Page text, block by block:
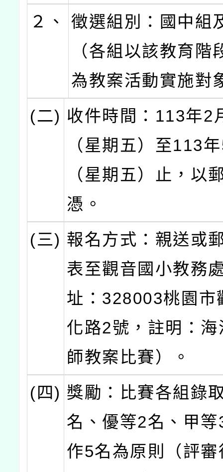
２、
徵選組別：國中組
（各組以該教育階
為教案活動實施對
(二) 收件時間：113年2
（星期五）至113
（星期五）止，以
憑。
(三) 報名方式：親送或
表至觀音國小教務
址：328003桃園市
化路2號，註明：
師教案比賽）。
(四) 獎勵：比賽各組錄
名、優等2名、甲
作5名為原則（評